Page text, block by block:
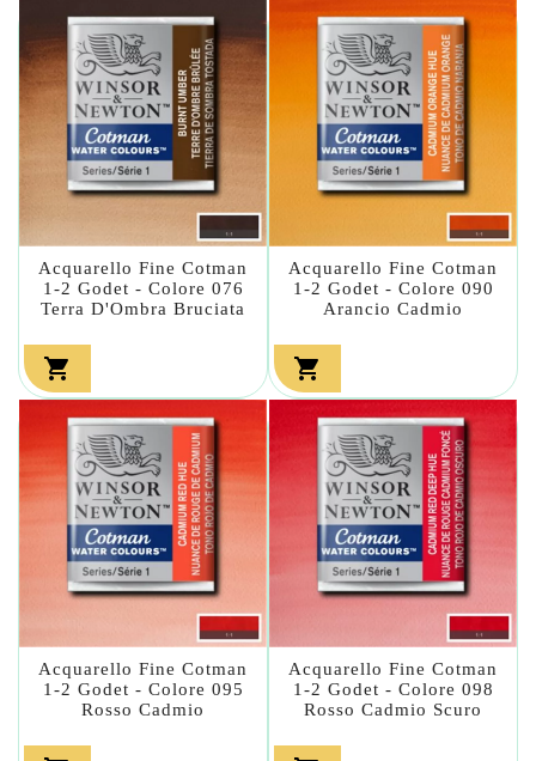
Acquarello Fine Cotman
1-2 Godet - Colore 076
Terra D'Ombra Bruciata

Acquarello Fine Cotman
1-2 Godet - Colore 090
Arancio Cadmio

Acquarello Fine Cotman
1-2 Godet - Colore 095
Rosso Cadmio
Acquarello Fine Cotman
1-2 Godet - Colore 098
Rosso Cadmio Scuro